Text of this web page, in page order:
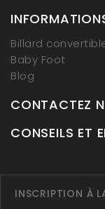
Billard
Baby Foot
Blog
CONTACTEZ
CONSEILS ET